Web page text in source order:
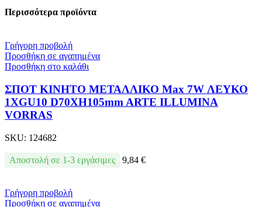
Περισσότερα προϊόντα
Γρήγορη προβολή
Προσθήκη σε αγαπημένα
Προσθήκη στο καλάθι
ΣΠΟΤ ΚΙΝΗΤΟ ΜΕΤΑΛΛΙΚΟ Max 7W ΛΕΥΚΟ
1XGU10 D70XH105mm ARTE ILLUMINA
VORRAS
SKU: 124682
Αποστολή σε 1-3 εργάσιμες 9,84 €
Γρήγορη προβολή
Προσθήκη σε αγαπημένα